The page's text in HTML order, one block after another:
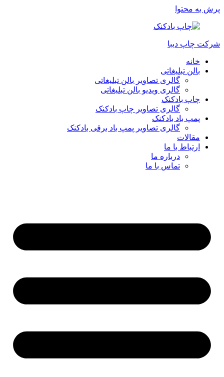
پرش به محتوا
شرکت چاپ دیبا
خانه
بالن تبلیغاتی
گالری تصاویر بالن تبلیغاتی
گالری ویدیو بالن تبلیغاتی
چاپ بادکنک
گالری تصاویر چاپ بادکنک
پمپ باد بادکنک
گالری تصاویر پمپ باد برقی بادکنک
مقالات
ارتباط با ما
درباره ما
تماس با ما